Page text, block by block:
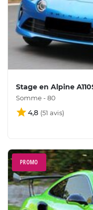
Stage en Alpine
Somme - 80
4,8
PROMO